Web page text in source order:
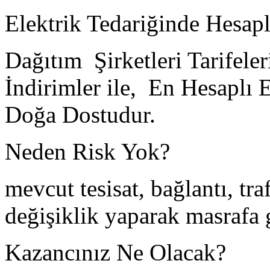
Elektrik Tedariğinde
Dağıtım Şirketleri
İndirimler ile, En Hesaplı
Doğa Dostudur.
Neden Risk Yok?
mevcut tesisat, bağlantı,
değişiklik yaparak
Kazancınız Ne Olacak?